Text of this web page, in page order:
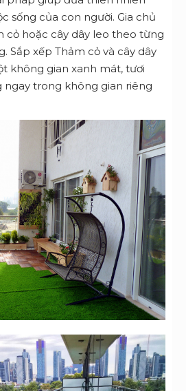
sống của con người. Gia chủ
cỏ hoặc cây dây leo theo từng
Sắp xếp Thảm cỏ và cây dây
không gian xanh mát, tươi
ngay trong không gian riêng